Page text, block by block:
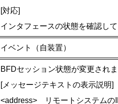
[対応]
インタフェースの状態を確認して
イベント（自装置）
BFDセッション状態が変更されま
[メッセージテキストの表示説明]
<address> リモートシステムの